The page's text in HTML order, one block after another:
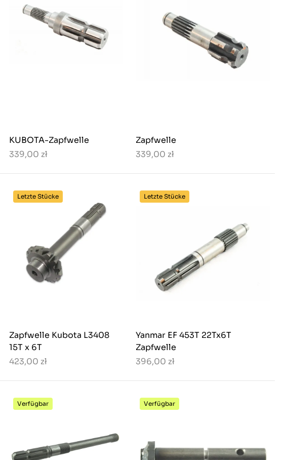
KUBOTA-Zapfwelle
339,00 zł
Zapfwelle
339,00 zł
Letzte Stücke
Zapfwelle Kubota L3408
15T x 6T
423,00 zł
Letzte Stücke
Yanmar EF 453T 22Tx6T
Zapfwelle
396,00 zł
Verfügbar Verfügbar